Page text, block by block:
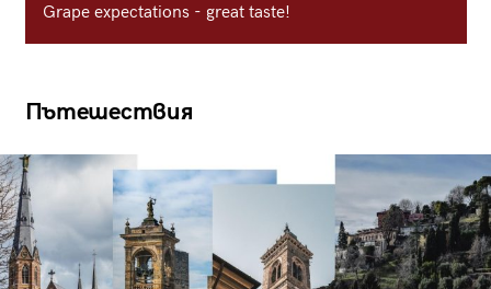
Grape expectations - great taste!
Пътешествия